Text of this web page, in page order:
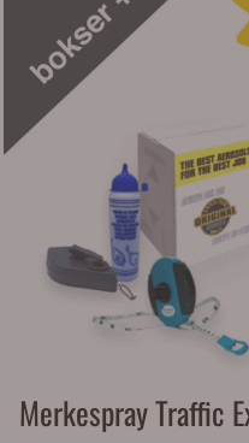
Merkespray Traffic